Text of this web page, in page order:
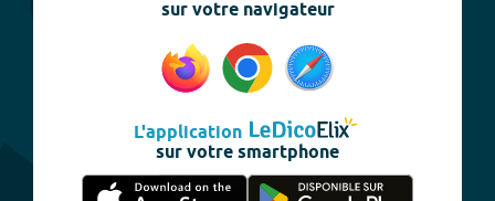
sur votre navigateur
L'application
sur votre smartphone